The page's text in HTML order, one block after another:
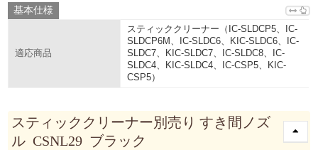
基本仕様
適応商品
スティッククリーナー（IC-SLDCP5、IC-
SLDCP6M、IC-SLDC6、KIC-SLDC6、IC-
SLDC7、KIC-SLDC7、IC-SLDC8、IC-
SLDC4、KIC-SLDC4、IC-CSP5、KIC-
CSP5）
スティッククリーナー別売り すき間ノズ
ル CSNL29 ブラック